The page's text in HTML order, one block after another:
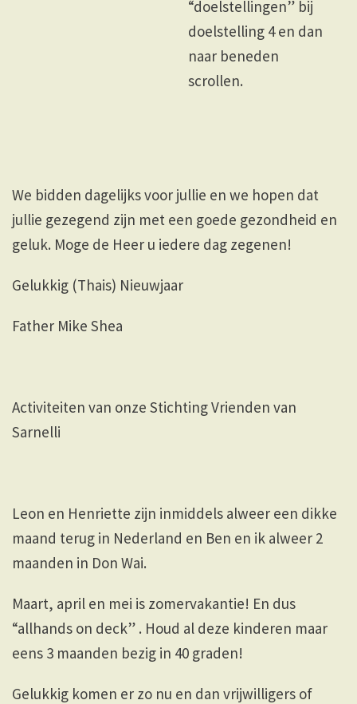
“doelstellingen” bij
doelstelling 4 en dan
naar beneden
scrollen.
We bidden dagelijks voor jullie en we hopen dat
jullie gezegend zijn met een goede gezondheid en
geluk. Moge de Heer u iedere dag zegenen!
Gelukkig (Thais) Nieuwjaar
Father Mike Shea
Activiteiten van onze Stichting Vrienden van
Sarnelli
Leon en Henriette zijn inmiddels alweer een dikke
maand terug in Nederland en Ben en ik alweer 2
maanden in Don Wai.
Maart, april en mei is zomervakantie! En dus
“allhands on deck” . Houd al deze kinderen maar
eens 3 maanden bezig in 40 graden!
Gelukkig komen er zo nu en dan vrijwilligers of